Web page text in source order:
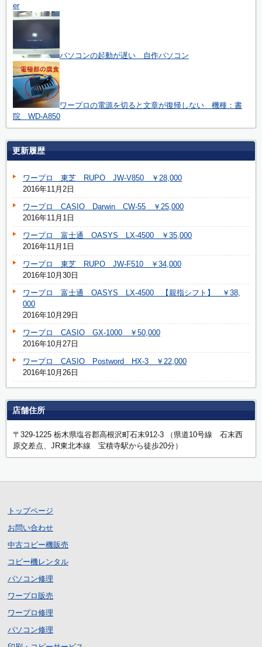
er
パソコンの起動が遅い 自作パソコン
ワープロの電源を切ると文章が復帰しない 機種：書
院 WD-A850
更新履歴
ワープロ 東芝 RUPO JW-V850 ￥28,000
2016年11月2日
ワープロ CASIO Darwin CW-55 ￥25,000
2016年11月1日
ワープロ 富士通 OASYS LX-4500 ￥35,000
2016年11月1日
ワープロ 東芝 RUPO JW-F510 ￥34,000
2016年10月30日
ワープロ 富士通 OASYS LX-4500 【親指シフト】 ￥38,
000
2016年10月29日
ワープロ CASIO GX-1000 ￥50,000
2016年10月27日
ワープロ CASIO Postword HX-3 ￥22,000
2016年10月26日
店舗住所
〒329-1225 栃木県塩谷郡高根沢町石末912-3 （県道10号線 石末西
原交差点、JR東北本線 宝積寺駅から徒歩20分）
トップページ
お問い合わせ
中古コピー機販売
コピー機レンタル
パソコン修理
ワープロ販売
ワープロ修理
パソコン修理